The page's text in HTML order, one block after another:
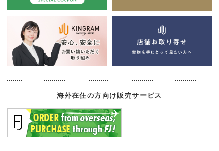
海外在住の方向け販売サービス